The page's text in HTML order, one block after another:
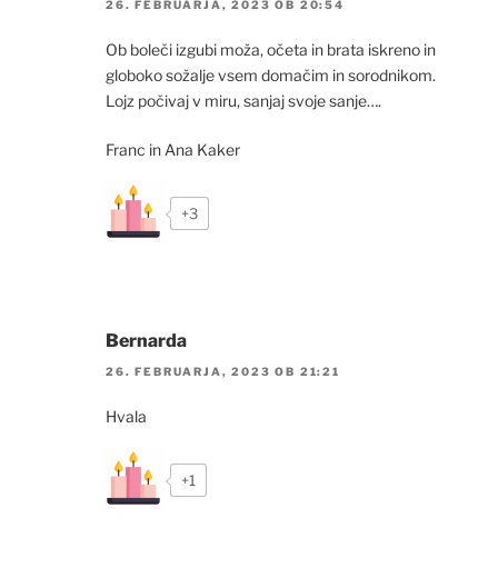
26. FEBRUARJA, 2023 OB 20:54
Ob boleči izgubi moža, očeta in brata iskreno in
globoko sožalje vsem domačim in sorodnikom.
Lojz počivaj v miru, sanjaj svoje sanje….
Franc in Ana Kaker
+3
Bernarda
26. FEBRUARJA, 2023 OB 21:21
Hvala
+1